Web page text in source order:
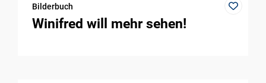
Bilderbuch
Winifred will mehr sehen!